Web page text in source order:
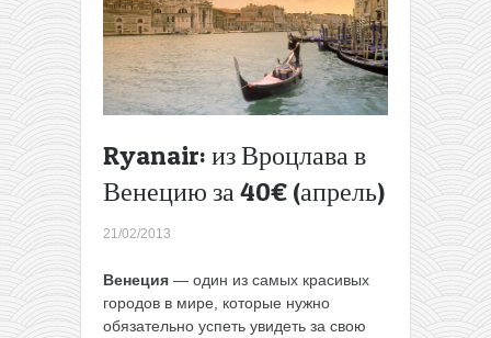
Ryanair: из Вроцлава в
Венецию за 40€ (апрель)
21/02/2013
Венеция — один из самых красивых
городов в мире, которые нужно
обязательно успеть увидеть за свою
(март)
Wizz Air:
Скандинавия
из Гданьска
от 2€!→